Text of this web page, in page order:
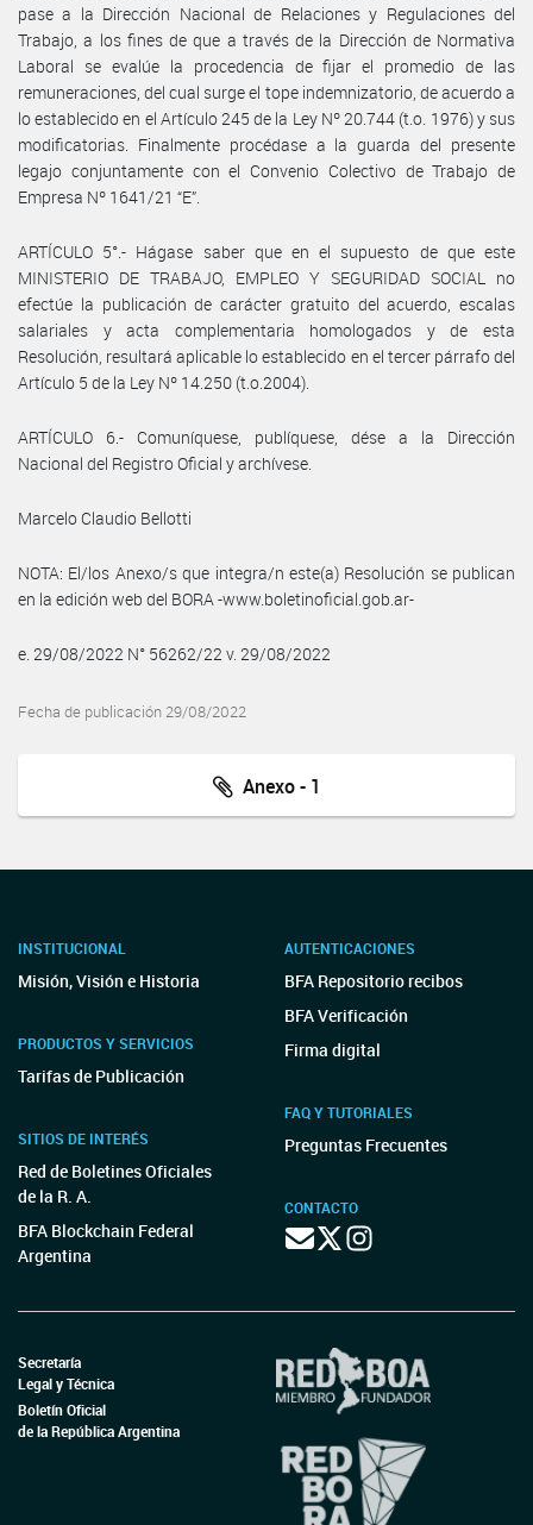
pase a la Dirección Nacional de Relaciones y Regulaciones del
Trabajo, a los fines de que a través de la Dirección de Normativa
Laboral se evalúe la procedencia de fijar el promedio de las
remuneraciones, del cual surge el tope indemnizatorio, de acuerdo a
lo establecido en el Artículo 245 de la Ley Nº 20.744 (t.o. 1976) y sus
modificatorias. Finalmente procédase a la guarda del presente
legajo conjuntamente con el Convenio Colectivo de Trabajo de
Empresa Nº 1641/21 “E”.
ARTÍCULO 5°.- Hágase saber que en el supuesto de que este
MINISTERIO DE TRABAJO, EMPLEO Y SEGURIDAD SOCIAL no
efectúe la publicación de carácter gratuito del acuerdo, escalas
salariales y acta complementaria homologados y de esta
Resolución, resultará aplicable lo establecido en el tercer párrafo del
Artículo 5 de la Ley Nº 14.250 (t.o.2004).
ARTÍCULO 6.- Comuníquese, publíquese, dése a la Dirección
Nacional del Registro Oficial y archívese.
Marcelo Claudio Bellotti
NOTA: El/los Anexo/s que integra/n este(a) Resolución se publican
en la edición web del BORA -www.boletinoficial.gob.ar-
e. 29/08/2022 N° 56262/22 v. 29/08/2022
Fecha de publicación 29/08/2022
Anexo - 1
INSTITUCIONAL
Misión, Visión e Historia
PRODUCTOS Y SERVICIOS
Tarifas de Publicación
SITIOS DE INTERÉS
Red de Boletines Oficiales
de la R. A.
BFA Blockchain Federal
Argentina
AUTENTICACIONES
BFA Repositorio recibos
BFA Verificación
Firma digital
FAQ Y TUTORIALES
Preguntas Frecuentes
CONTACTO
Secretaría
Legal y Técnica
Boletín Oficial
de la República Argentina